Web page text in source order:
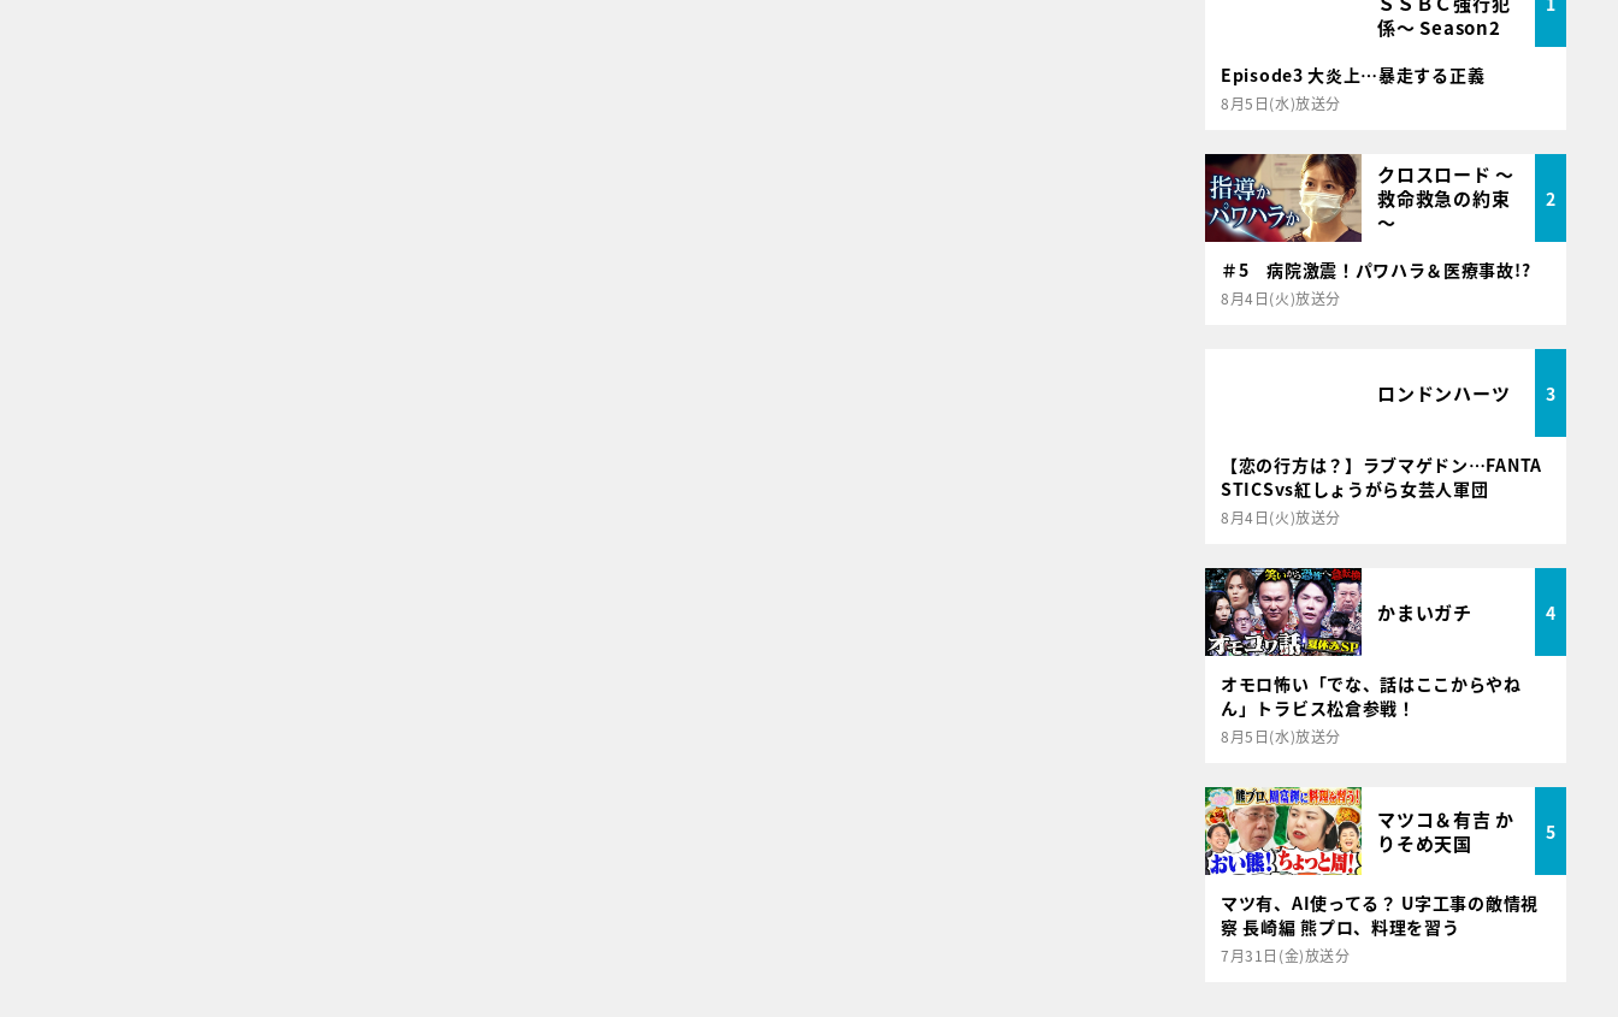
係～ Season2
Episode3 大炎上…暴走する正義
8月5日(水)放送分
クロスロード ～
救命救急の約束
～
2
＃5 病院激震！パワハラ＆医療事故!?
8月4日(火)放送分
ロンドンハーツ 3
【恋の行方は？】ラブマゲドン…FANTA
STICSvs紅しょうがら女芸人軍団
8月4日(火)放送分
かまいガチ 4
オモロ怖い「でな、話はここからやね
ん」トラビス松倉参戦！
8月5日(水)放送分
マツコ＆有吉 か
りそめ天国
5
マツ有、AI使ってる？ U字工事の敵情視
察 長崎編 熊プロ、料理を習う
7月31日(金)放送分